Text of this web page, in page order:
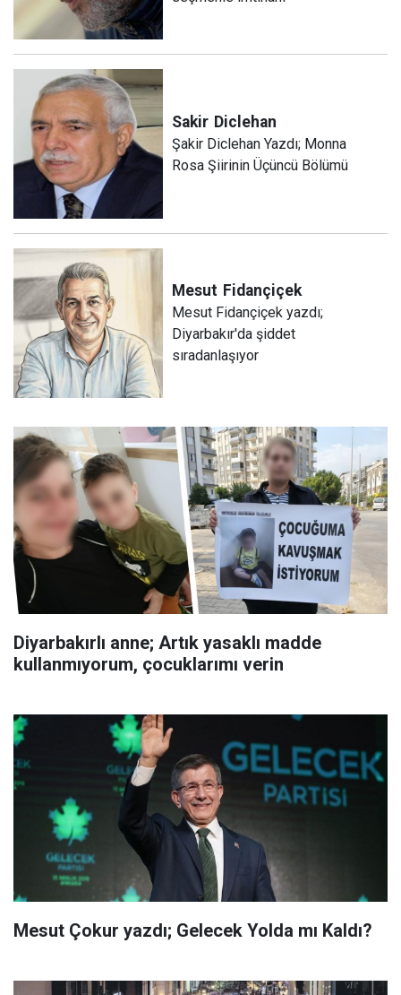
Sakir Diclehan
Şakir Diclehan Yazdı; Monna
Rosa Şiirinin Üçüncü Bölümü
Mesut Fidançiçek
Mesut Fidançiçek yazdı;
Diyarbakır'da şiddet
sıradanlaşıyor
Diyarbakırlı anne; Artık yasaklı madde
kullanmıyorum, çocuklarımı verin
Mesut Çokur yazdı; Gelecek Yolda mı Kaldı?